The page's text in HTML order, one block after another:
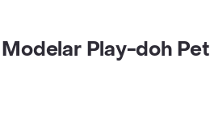
Play-doh Pet